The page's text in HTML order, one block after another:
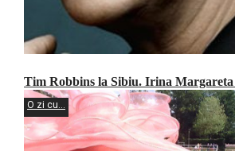
Tim Robbins la Sibiu. Irina
O zi cu...